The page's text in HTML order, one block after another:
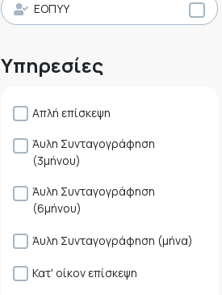
ΕΟΠΥΥ
Υπηρεσίες
Απλή επίσκεψη
Άυλη Συνταγογράφηση
(3μήνου)
Άυλη Συνταγογράφηση
(6μήνου)
Άυλη Συνταγογράφηση (μήνα)
Κατ' οίκον επίσκεψη